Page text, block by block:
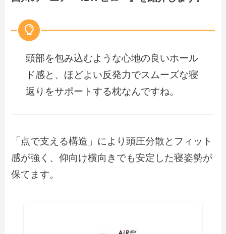
頭部を包み込むような心地の良いホール
ド感と、ほどよい反発力でスムーズな寝
返りをサポートする枕なんですね。
「点で支える構造」により頭圧分散とフィット
感が強く、仰向け横向きでも安定した寝姿勢が
保てます。